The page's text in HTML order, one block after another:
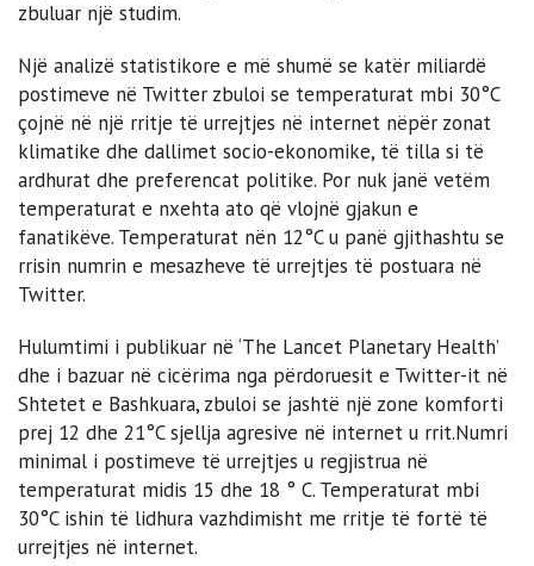
zbuluar një studim.
Një analizë statistikore e më shumë se katër miliardë
postimeve në Twitter zbuloi se temperaturat mbi 30°C
çojnë në një rritje të urrejtjes në internet nëpër zonat
klimatike dhe dallimet socio-ekonomike, të tilla si të
ardhurat dhe preferencat politike. Por nuk janë vetëm
temperaturat e nxehta ato që vlojnë gjakun e
fanatikëve. Temperaturat nën 12°C u panë gjithashtu se
rrisin numrin e mesazheve të urrejtjes të postuara në
Twitter.
Hulumtimi i publikuar në ‘The Lancet Planetary Health’
dhe i bazuar në cicërima nga përdoruesit e Twitter-it në
Shtetet e Bashkuara, zbuloi se jashtë një zone komforti
prej 12 dhe 21°C sjellja agresive në internet u rrit.Numri
minimal i postimeve të urrejtjes u regjistrua në
temperaturat midis 15 dhe 18 ° C. Temperaturat mbi
30°C ishin të lidhura vazhdimisht me rritje të fortë të
urrejtjes në internet.